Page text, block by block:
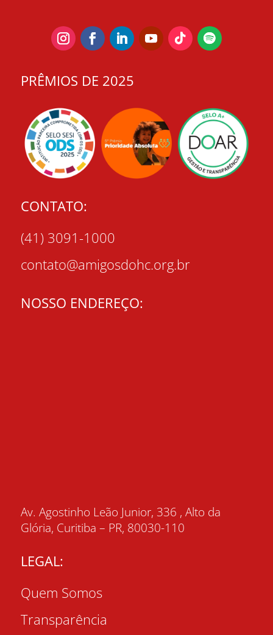
PRÊMIOS DE 2025
CONTATO:
(41) 3091-1000
contato@amigosdohc.org.br
NOSSO ENDEREÇO:
Av. Agostinho Leão Junior, 336 , Alto da
Glória, Curitiba – PR, 80030-110
LEGAL:
Quem Somos
Transparência